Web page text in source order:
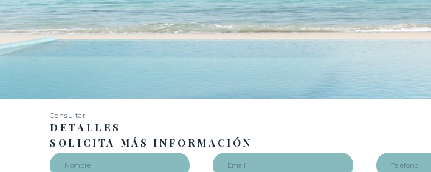
Consultar
DETALLES
SOLICITA MÁS INFORMACIÓN